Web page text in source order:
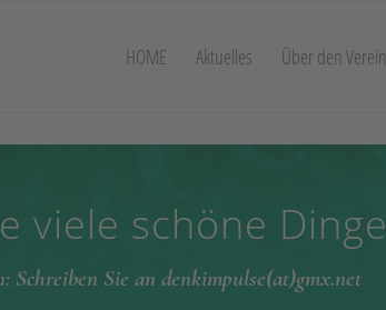
HOME Aktuelles Über den Verein
viele schöne Dinge
Sie an denkimpulse(at)gmx.net